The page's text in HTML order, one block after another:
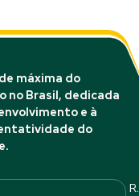
máxima do
no Brasil, dedicada
e à
do
R.